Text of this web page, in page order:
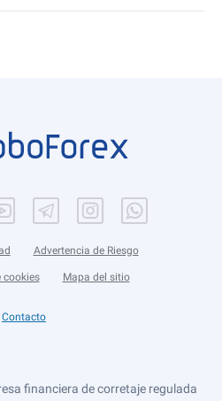
Advertencia de Riesgo
cookies Mapa del sitio
Contacto
financiera de corretaje regulada